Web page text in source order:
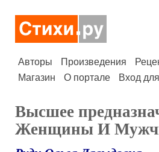
Авторы Произведения
Магазин
О портале Вход
Высшее
Женщины И